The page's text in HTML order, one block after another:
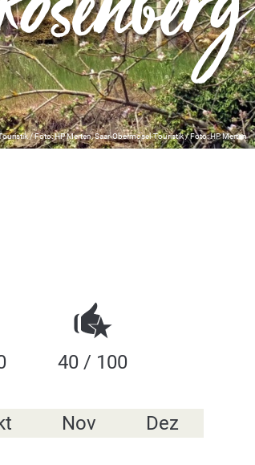
/ Foto: HP Merten, Saar-Obermosel-Touristik / Foto: HP Merten
40 / 100
Nov Dez